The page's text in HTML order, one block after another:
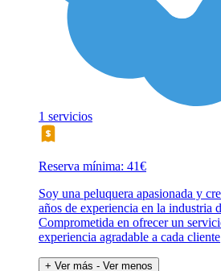
1 servicios
Reserva mínima: 41€
Soy una peluquera apasionada y
años de experiencia en la industria
Comprometida en ofrecer un
experiencia agradable a cada cliente
+ Ver más - Ver menos